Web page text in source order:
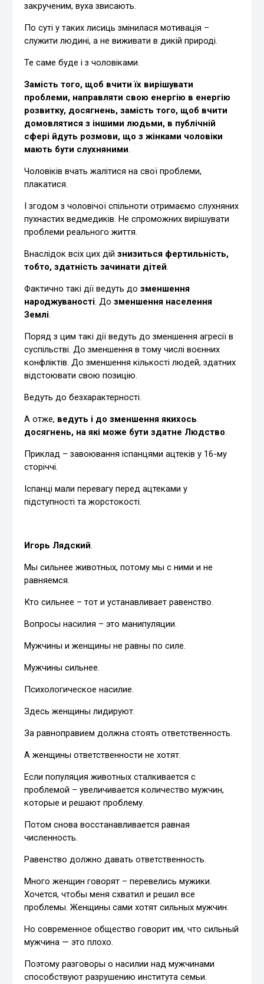
закрученим, вуха звисають.
По суті у таких лисиць змінилася мотивація –
служити людині, а не виживати в дикій природі.
Те саме буде і з чоловіками.
Замість того, щоб вчити їх вирішувати
проблеми, направляти свою енергію в енергію
розвитку, досягнень, замість того, щоб вчити
домовлятися з іншими людьми, в публічній
сфері йдуть розмови, що з жінками чоловіки
мають бути слухняними.
Чоловіків вчать жалітися на свої проблеми,
плакатися.
І згодом з чоловічої спільноти отримаємо слухняних
пухнастих ведмедиків. Не спроможних вирішувати
проблеми реального життя.
Внаслідок всіх цих дійзнизиться фертильність,
тобто, здатність зачинати дітей.
Фактично такі дії ведуть дозменшення
народжуваності. Дозменшення населення
Землі.
Поряд з цим такі дії ведуть до зменшення агресії в
суспільстві. До зменшення в тому числі воєнних
конфліктів. До зменшення кількості людей, здатних
відстоювати свою позицію.
Ведуть до безхарактерності.
А отже, ведуть і до зменшення якихось
досягнень, на які може бути здатне Людство.
Приклад – завоювання іспанцями ацтеків у 16-му
сторіччі.
Іспанці мали перевагу перед ацтеками у
підступності та жорстокості.
Игорь Лядский.
Мы сильнее животных, потому мы с ними и не
равняемся.
Кто сильнее – тот и устанавливает равенство.
Вопросы насилия – это манипуляции.
Мужчины и женщины не равны по силе.
Мужчины сильнее.
Психологическое насилие.
Здесь женщины лидируют.
За равноправием должна стоять ответственность.
А женщины ответственности не хотят.
Если популяция животных сталкивается с
проблемой – увеличивается количество мужчин,
которые и решают проблему.
Потом снова восстанавливается равная
численность.
Равенство должно давать ответственность.
Много женщин говорят – перевелись мужики.
Хочется, чтобы меня схватил и решил все
проблемы. Женщины сами хотят сильных мужчин.
Но современное общество говорит им, что сильный
мужчина — это плохо.
Поэтому разговоры о насилии над мужчинами
способствуют разрушению института семьи.